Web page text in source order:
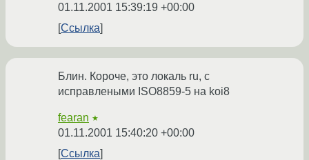
01.11.2001 15:39:19 +00:00
Ссылка
Блин. Короче, это локаль ru, с
исправлеными ISO8859-5 на koi8
fearan ★
01.11.2001 15:40:20 +00:00
Ссылка